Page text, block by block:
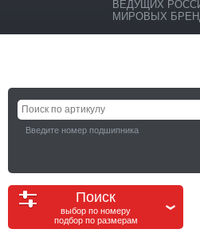
ВЕДУЩИХ
МИРОВЫХ
Введите номер подшипника
Поиск
выбор по номеру
подбор по размерам